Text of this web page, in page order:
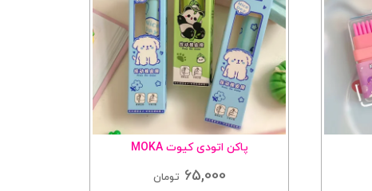
پاکن اتودی کیوت MOKA
65,000 تومان